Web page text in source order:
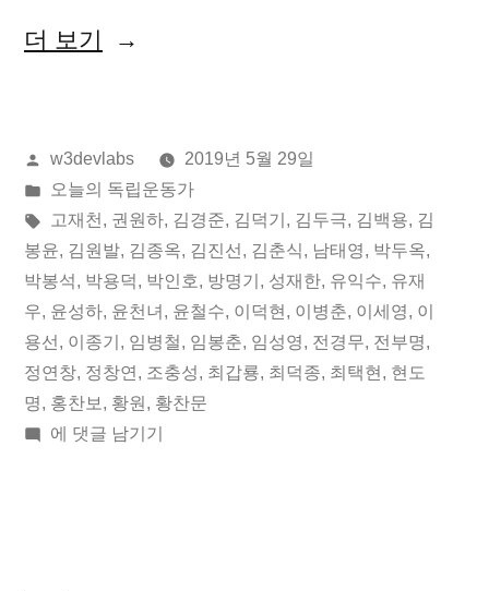
더 보기 “2019
월
29
일
오
늘
의
독
올
린
이:
w3devlabs
2019년 5월 29일
게
시
됨:
오늘의 독립운동가
태
그:
고재천 , 권원하, 김경준, 김덕기 , 김두극, 김백용, 김
봉윤, 김원발, 김종옥, 김진선 , 김춘식, 남태영, 박두옥,
박봉석, 박용덕, 박인호, 방명기 , 성재한, 유익수, 유재
우, 윤성하, 윤천녀 , 윤철수, 이덕현 , 이병춘, 이세영, 이
용선 , 이종기 , 임병철, 임봉춘, 임성영, 전경무, 전부명,
정연창, 정창연 , 조충성, 최갑룡, 최덕종, 최택현 , 현도
명, 홍찬보 , 황원 , 황찬문
2019
에 댓글 남기기